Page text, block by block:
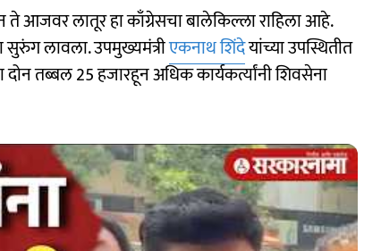
ते आजवर लातूर हा काँग्रेसचा बालेकिल्ला राहिला आहे.
सुरुंग लावला. उपमुख्यमंत्रीएकनाथ शिंदेयांच्या उपस्थितीत
तब्बल 25 हजारहून अधिक कार्यकर्त्यांनी शिवसेना